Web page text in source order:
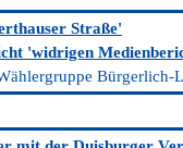
Straße'
'widrigen
Bürgerlich-